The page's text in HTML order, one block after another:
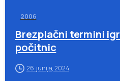
2006
Brezplačni termini
počitnic
26. junija, 2024